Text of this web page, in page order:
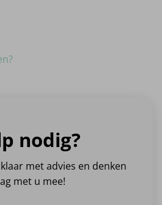
nodig?
met advies en denken
met u mee!